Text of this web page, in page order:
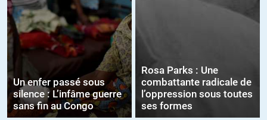
Un enfer passé sous
silence : L’infâme guerre
sans fin au Congo
Rosa Parks : Une
combattante radicale de
l’oppression sous toutes
ses formes